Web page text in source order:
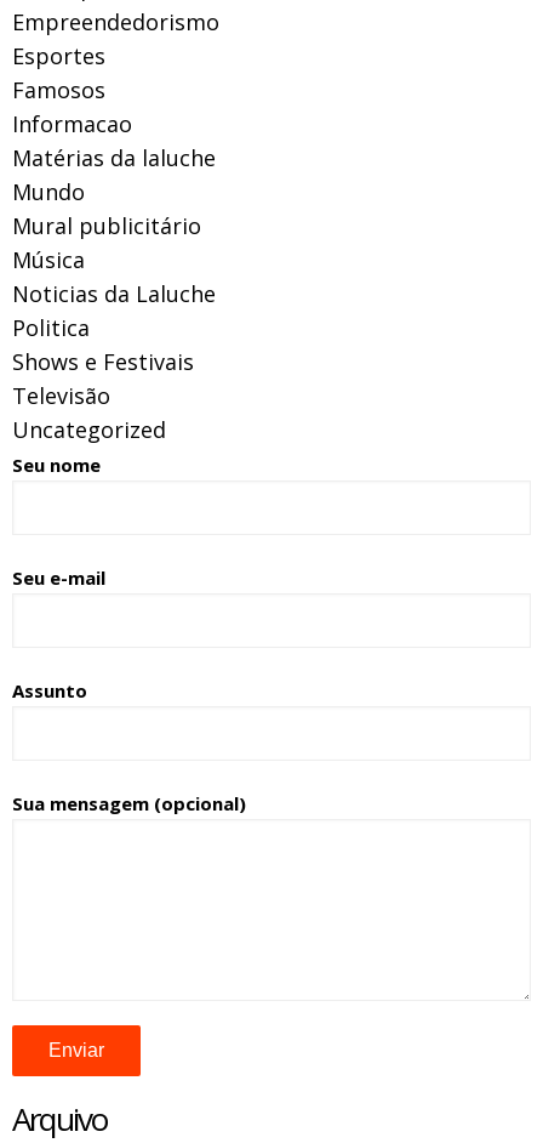
Empreendedorismo
Esportes
Famosos
Informacao
Matérias da laluche
Mundo
Mural publicitário
Música
Noticias da Laluche
Politica
Shows e Festivais
Televisão
Uncategorized
Seu nome
Seu e-mail
Assunto
Sua mensagem (opcional)
Arquivo